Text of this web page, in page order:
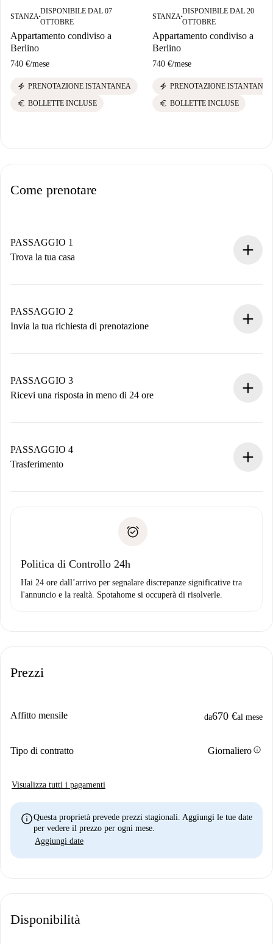
STANZA ■
DISPONIBILE DAL 07
OTTOBRE
Appartamento condiviso a
Berlino
740 €/mese
electric_bolt PRENOTAZIONE ISTANTANEA
euro BOLLETTE INCLUSE
STANZA ■
DISPONIBILE DAL 20
OTTOBRE
Appartamento condiviso a
Berlino
740 €/mese
electric_bolt PRENOTAZIONE ISTANTANEA
euro BOLLETTE INCLUSE
Come prenotare
PASSAGGIO 1
Trova la tua casa
Hai tutte le informazioni necessarie in anticipo.
PASSAGGIO 2
Invia la tua richiesta di prenotazione
non accetta.
PASSAGGIO 3
Ricevi una risposta in meno di 24 ore
contatto con il proprietario.
Se rifiutata: non ti addebiteremo nulla e ti proporremo
Domiciliazione del pagamento
PASSAGGIO 4
Trasferimento
solo se non segnali problemi.
Politica di Controllo 24h
Hai 24 ore dall’arrivo per segnalare discrepanze significative tra
l'annuncio e la realtà. Spotahome si occuperà di risolverle.
Prezzi
Affitto mensile da670 €al mese
Tipo di contratto Giornalieroinfo
Visualizza tutti i pagamenti
infoQuesta proprietà prevede prezzi stagionali. Aggiungi le tue date
per vedere il prezzo per ogni mese.
Aggiungi date
Disponibilità